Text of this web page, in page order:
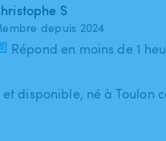
S
depuis 2024
Répond en moins de 1
disponible, né à Toulon